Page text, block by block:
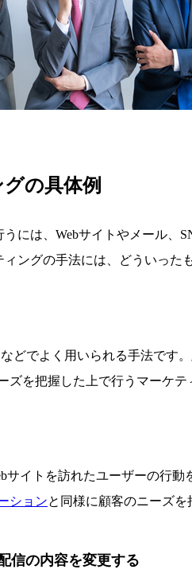
の具体例
には、Webサイトやメール、
ィングの手法には、どういっ
どでよく用いられる手法です
ズを把握した上で行うマーケ
サイトを訪れたユーザーの行
ションと同様に顧客のニーズを
信の内容を変更する